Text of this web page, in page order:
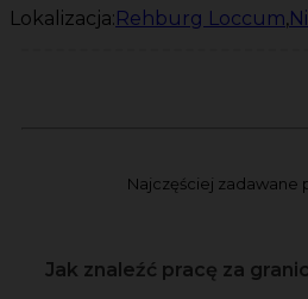
Lokalizacja:Rehburg Loccum,
Najczęściej zadawane
Jak znaleźć pracę za